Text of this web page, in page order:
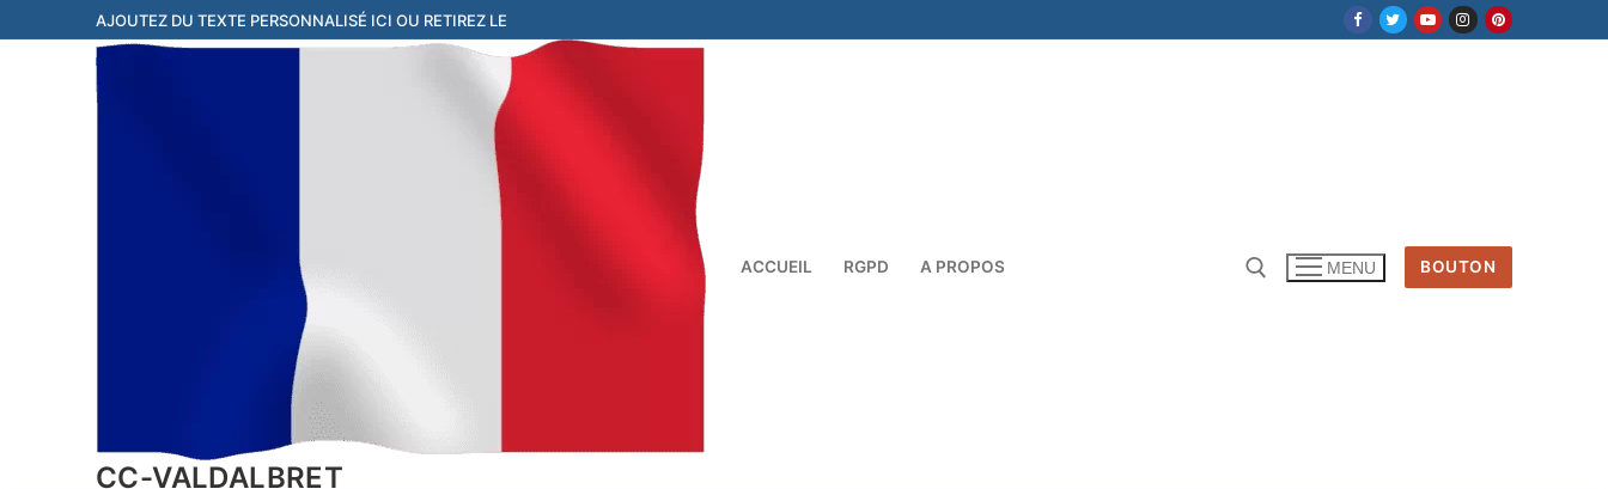
au
AJOUTEZ DU TEXTE PERSONNALISÉ ICI OU RETIREZ LE
CC-VALDALBRET
ACCUEIL RGPD A PROPOS MENU BOUTON